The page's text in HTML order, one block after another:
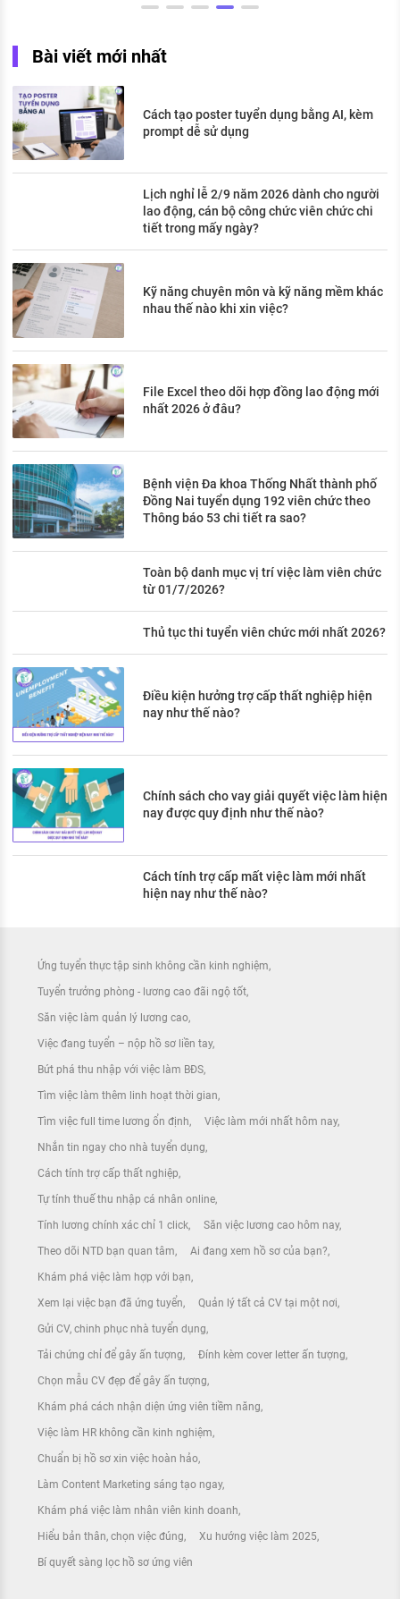
Bài viết mới nhất
Cách tạo poster tuyển dụng bằng AI, kèm
prompt dễ sử dụng
Lịch nghỉ lễ 2/9 năm 2026 dành cho người
lao động, cán bộ công chức viên chức chi
tiết trong mấy ngày?
Kỹ năng chuyên môn và kỹ năng mềm khác
nhau thế nào khi xin việc?
File Excel theo dõi hợp đồng lao động mới
nhất 2026 ở đâu?
Bệnh viện Đa khoa Thống Nhất thành phố
Đồng Nai tuyển dụng 192 viên chức theo
Thông báo 53 chi tiết ra sao?
Toàn bộ danh mục vị trí việc làm viên chức
từ 01/7/2026?
Thủ tục thi tuyển viên chức mới nhất 2026?
Điều kiện hưởng trợ cấp thất nghiệp hiện
nay như thế nào?
Chính sách cho vay giải quyết việc làm hiện
nay được quy định như thế nào?
Cách tính trợ cấp mất việc làm mới nhất
hiện nay như thế nào?
Ứng tuyển thực tập sinh không cần kinh nghiệm
Tuyển trưởng phòng - lương cao đãi ngộ tốt
Săn việc làm quản lý lương cao
Việc đang tuyển – nộp hồ sơ liền tay
Bứt phá thu nhập với việc làm BĐS
Tìm việc làm thêm linh hoạt thời gian
Tìm việc full time lương ổn định Việc làm mới nhất hôm nay
Nhắn tin ngay cho nhà tuyển dụng
Cách tính trợ cấp thất nghiệp
Tự tính thuế thu nhập cá nhân online
Tính lương chính xác chỉ 1 click Săn việc lương cao hôm nay
Theo dõi NTD bạn quan tâm Ai đang xem hồ sơ của bạn?
Khám phá việc làm hợp với bạn
Xem lại việc bạn đã ứng tuyển Quản lý tất cả CV tại một nơi
Gửi CV, chinh phục nhà tuyển dụng
Tải chứng chỉ để gây ấn tượng Đính kèm cover letter ấn tượng
Chọn mẫu CV đẹp để gây ấn tượng
Khám phá cách nhận diện ứng viên tiềm năng
Việc làm HR không cần kinh nghiệm
Chuẩn bị hồ sơ xin việc hoàn hảo
Làm Content Marketing sáng tạo ngay
Khám phá việc làm nhân viên kinh doanh
Hiểu bản thân, chọn việc đúng Xu hướng việc làm 2025
Bí quyết sàng lọc hồ sơ ứng viên